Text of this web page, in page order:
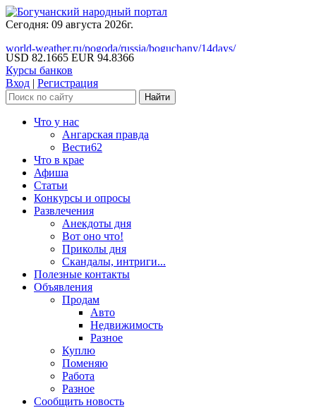
Сегодня: 09 августа 2026г.
world-weather.ru/pogoda/russia/boguchany/14days/
USD 82.1665 EUR 94.8366
Курсы банков
Вход | Регистрация
Что у нас
Ангарская правда
Вести62
Что в крае
Афиша
Статьи
Конкурсы и опросы
Развлечения
Анекдоты дня
Вот оно что!
Приколы дня
Скандалы, интриги...
Полезные контакты
Объявления
Продам
Авто
Недвижимость
Разное
Куплю
Поменяю
Работа
Разное
Сообщить новость